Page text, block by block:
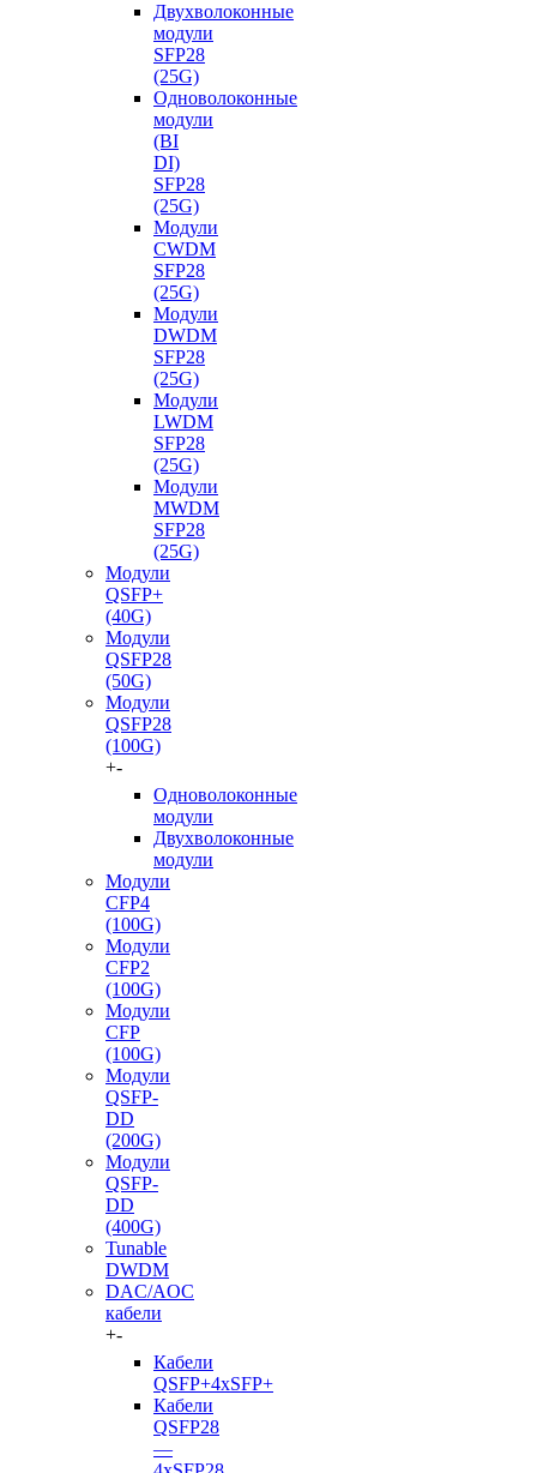
Двухволоконные
модули
SFP28
(25G)
Одноволоконные
модули
(BI
DI)
SFP28
(25G)
Модули
CWDM
SFP28
(25G)
Модули
DWDM
SFP28
(25G)
Модули
LWDM
SFP28
(25G)
Модули
MWDM
SFP28
(25G)
Модули
QSFP+
(40G)
Модули
QSFP28
(50G)
Модули
QSFP28
(100G)
+-
Одноволоконные
модули
Двухволоконные
модули
Модули
CFP4
(100G)
Модули
CFP2
(100G)
Модули
CFP
(100G)
Модули
QSFP-
DD
(200G)
Модули
QSFP-
DD
(400G)
Tunable
DWDM
DAC/AOC
кабели
+-
Кабели
QSFP+4xSFP+
Кабели
QSFP28
—